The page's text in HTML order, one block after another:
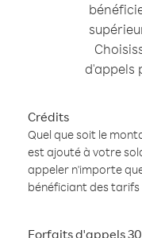
d'appels
Crédits
Quel que soit le
est ajouté à votre
appeler n'importe
bénéficiant des tarifs
Forfaits d'appels